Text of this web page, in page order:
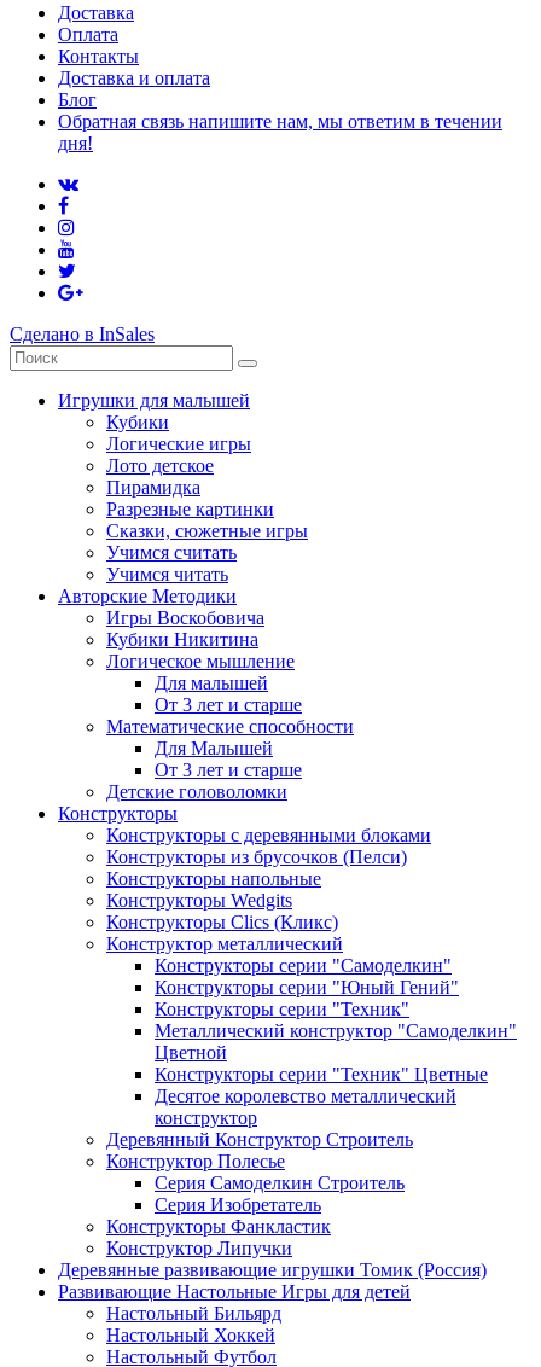
Доставка
Оплата
Контакты
Доставка и оплата
Блог
Обратная связь напишите нам, мы ответим в течении
дня!
Сделано в InSales
Игрушки для малышей
Кубики
Логические игры
Лото детское
Пирамидка
Разрезные картинки
Сказки, сюжетные игры
Учимся считать
Учимся читать
Авторские Методики
Игры Воскобовича
Кубики Никитина
Логическое мышление
Для малышей
От 3 лет и старше
Математические способности
Для Малышей
От 3 лет и старше
Детские головоломки
Конструкторы
Конструкторы с деревянными блоками
Конструкторы из брусочков (Пелси)
Конструкторы напольные
Конструкторы Wedgits
Конструкторы Clics (Кликс)
Конструктор металлический
Конструкторы серии "Самоделкин"
Конструкторы серии "Юный Гений"
Конструкторы серии "Техник"
Металлический конструктор "Самоделкин"
Цветной
Конструкторы серии "Техник" Цветные
Десятое королевство металлический
конструктор
Деревянный Конструктор Строитель
Конструктор Полесье
Серия Самоделкин Строитель
Серия Изобретатель
Конструкторы Фанкластик
Конструктор Липучки
Деревянные развивающие игрушки Томик (Россия)
Развивающие Настольные Игры для детей
Настольный Бильярд
Настольный Хоккей
Настольный Футбол